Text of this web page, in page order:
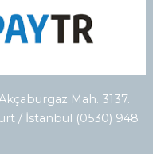
Mah. 3137.
/ İstanbul (0530) 948